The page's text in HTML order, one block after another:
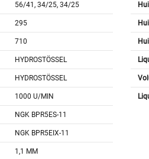
56/41, 34/25, 34/25
295
710
HYDROSTÖSSEL
HYDROSTÖSSEL
1000 U/MIN
NGK BPR5ES-11
NGK BPR5EIX-11
1,1 MM